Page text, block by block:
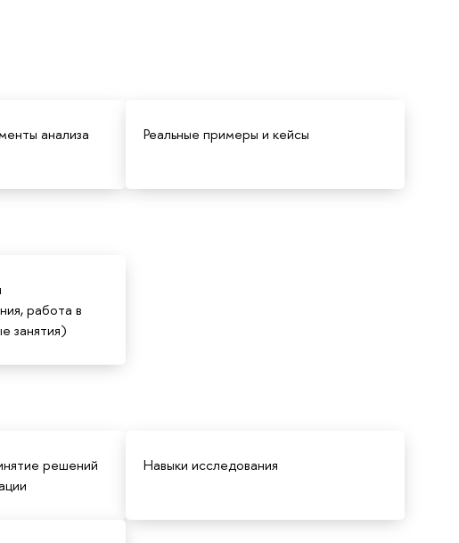
анализа
Реальные примеры и кейсы
работа в
занятия)
решений
Навыки исследования